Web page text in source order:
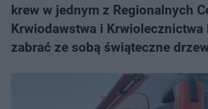
krew w jednym z Regionalnych
Krwiodawstwa i Krwiolecznictwa
zabrać ze sobą świąteczne